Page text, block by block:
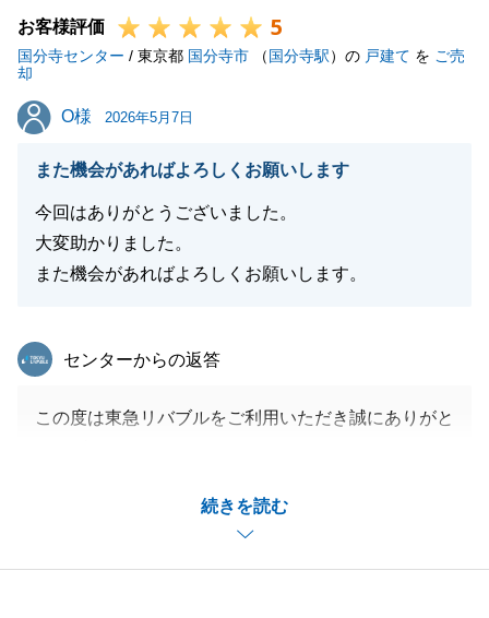
つでもお気軽にご連絡下さい。
今後ともよろしくお願いいたします。
お客様評価 5
国分寺センター / 東京都 国分寺市 （国分寺駅）の 戸建て を ご売
却
O様
O様 2026年5月7日
また機会があればよろしくお願いします
今回はありがとうございました。
大変助かりました。
また機会があればよろしくお願いします。
続きを読む
東急リバブル
センターからの返答
この度は東急リバブルをご利用いただき誠にありがと
力添えすることができ嬉しく思います。
測量を行っている際には、O様の迅速な対応のおかげ
で隣地の方のご協力をいただくことができるようにな